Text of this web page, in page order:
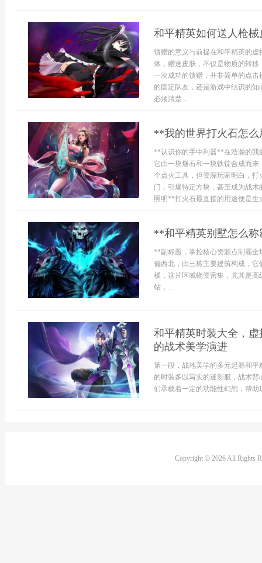
和平精英如何送人枪
馈赠的意义与前提在和平精英的
体，赠送皮肤，不仅是物质的转
一次成功的馈赠，并非简单的点
的固定队友，还是游戏中结识的
必须清楚...
**我的世界打火石怎
**认识你的手中利器**在浩瀚的我
它由一块燧石和一块铁锭合成而
个点火工具，但资深玩家明白，
门，引爆特定方块，甚至成为战
照明**打火石最直接的用途便是生
**和平精英别墅怎么
**副标题，掌控核心资源点制霸
偏西北，由三栋主要建筑构成，
楼，这片区域物资密集，尤其是
站，...
和平精英时装大全，
的战术美学演进
第一段，战地美学的多元起源和
的时装多以写实的迷彩服，战术
们承载着一定的功能性幻想，帮助
Copyright © 2026 All Rights